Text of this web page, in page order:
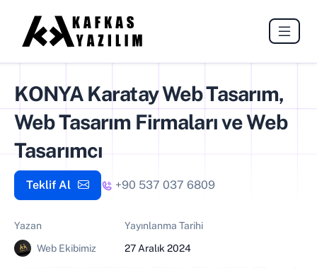
KONYA Karatay Web Tasarım,
Web Tasarım Firmaları ve Web
Tasarımcı
Teklif Al +90 537 037 6809
Yazan
Web Ekibimiz
Yayınlanma Tarihi
27 Aralık 2024